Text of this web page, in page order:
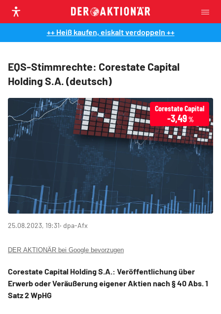
++ Heiß kaufen, eiskalt verdoppeln ++
EQS-Stimmrechte: Corestate Capital
Holding S.A. (deutsch)
Corestate Capital
-3,49%
25.08.2023, 19:31‧ dpa-Afx
DER AKTIONÄR bei Google bevorzugen
Corestate Capital Holding S.A.: Veröffentlichung über
Erwerb oder Veräußerung eigener Aktien nach § 40 Abs. 1
Satz 2 WpHG